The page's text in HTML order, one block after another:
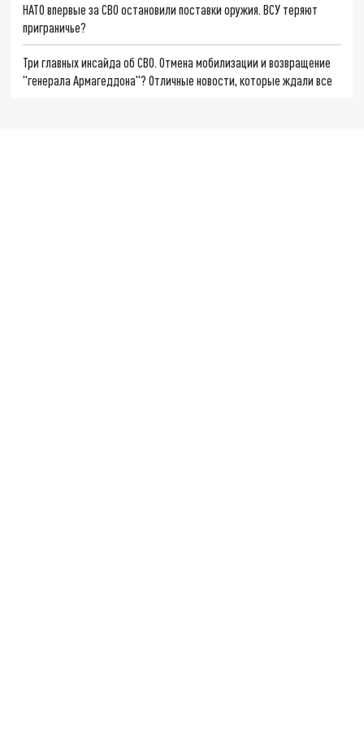
НАТО впервые за СВО остановили поставки оружия. ВСУ теряют
приграничье?
Три главных инсайда об СВО. Отмена мобилизации и возвращение
"генерала Армагеддона"? Отличные новости, которые ждали все